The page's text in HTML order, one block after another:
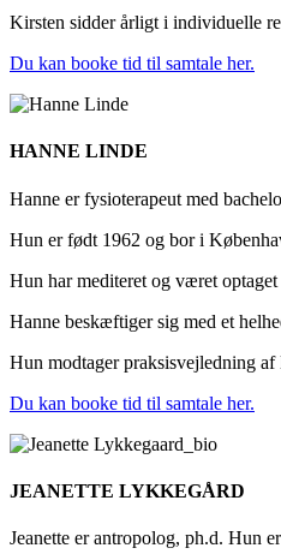
Kirsten sidder årligt i individuelle
Du kan booke tid til samtale her.
HANNE LINDE
Hanne er fysioterapeut med
Hun er født 1962 og bor i
Hun har mediteret og været
Hanne beskæftiger sig med et
Hun modtager praksisvejledning
Du kan booke tid til samtale her.
JEANETTE LYKKEGÅRD
Jeanette er antropolog, ph.d. Hun